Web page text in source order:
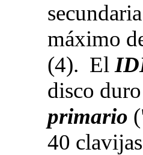
máximo
(4). El
disco
primario
40